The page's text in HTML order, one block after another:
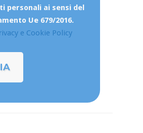
personali ai sensi del
Ue 679/2016.
e Cookie Policy